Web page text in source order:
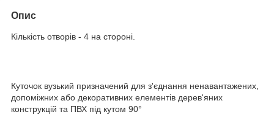
Опис
Кількість отворів - 4 на стороні.
Куточок вузький призначений для з'єднання ненавантажених,
допоміжних або декоративних елементів дерев'яних
конструкцій та ПВХ під кутом 90°